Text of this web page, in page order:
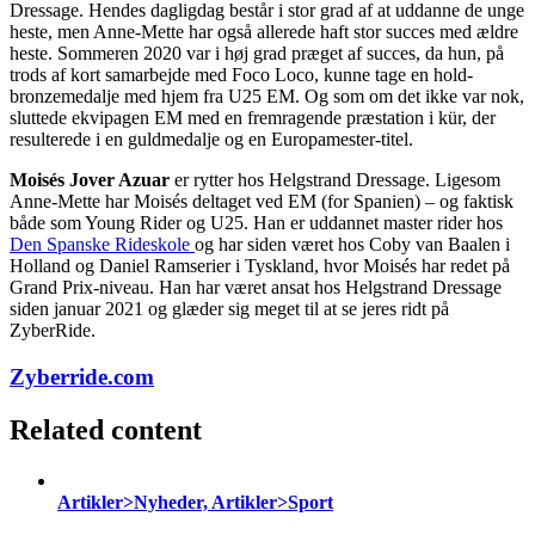
Dressage. Hendes dagligdag består i stor grad af at uddanne de unge
heste, men Anne-Mette har også allerede haft stor succes med ældre
heste. Sommeren 2020 var i høj grad præget af succes, da hun, på
trods af kort samarbejde med Foco Loco, kunne tage en hold-
bronzemedalje med hjem fra U25 EM. Og som om det ikke var nok,
sluttede ekvipagen EM med en fremragende præstation i kür, der
resulterede i en guldmedalje og en Europamester-titel.
Moisés Jover Azuar er rytter hos Helgstrand Dressage. Ligesom
Anne-Mette har Moisés deltaget ved EM (for Spanien) – og faktisk
både som Young Rider og U25. Han er uddannet master rider hos
Den Spanske Rideskole og har siden været hos Coby van Baalen i
Holland og Daniel Ramserier i Tyskland, hvor Moisés har redet på
Grand Prix-niveau. Han har været ansat hos Helgstrand Dressage
siden januar 2021 og glæder sig meget til at se jeres ridt på
ZyberRide.
Zyberride.com
Related content
Artikler>Nyheder, Artikler>Sport